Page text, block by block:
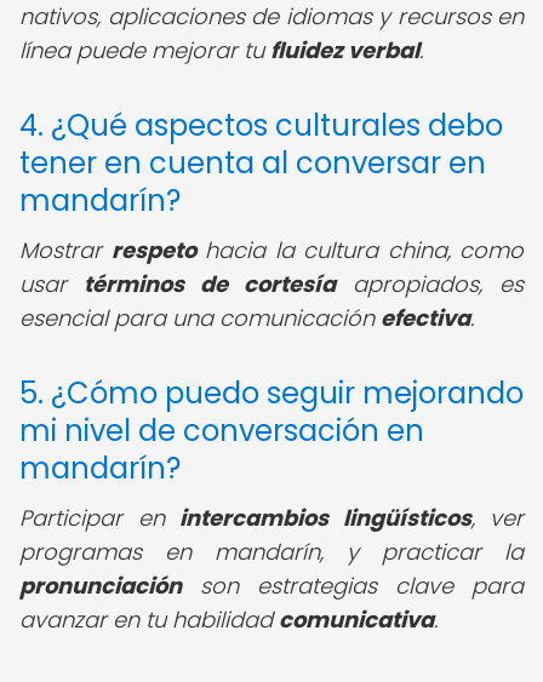
nativos, aplicaciones de idiomas y recursos en
línea puede mejorar tufluidez verbal.
4. ¿Qué aspectos culturales debo
tener en cuenta al conversar en
mandarín?
Mostrar respetohacia la cultura china, como
usar términos de cortesíaapropiados, es
esencial para una comunicación efectiva.
5. ¿Cómo puedo seguir mejorando
mi nivel de conversación en
mandarín?
Participar en intercambios lingüísticos, ver
programas en mandarín, y practicar la
pronunciaciónson estrategias clave para
avanzar en tu habilidadcomunicativa.